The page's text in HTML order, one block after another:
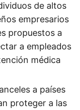
de altos
empresarios
propuestos a
a empleados
médica
a países
proteger a las